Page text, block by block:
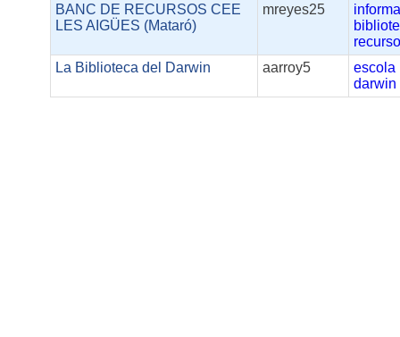
BANC DE RECURSOS CEE
LES AIGÜES (Mataró)
mreyes25
La Biblioteca del Darwin
aarroy5 escola
darwin